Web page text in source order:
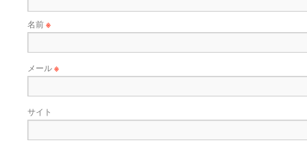
名前※
メール※
サイト